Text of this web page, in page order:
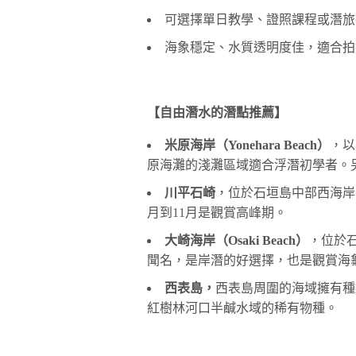
可選擇單日教學、證照課程或潛
海象穩定、水質透明度佳，適合
【自由潛水的潛點推薦】
米原海岸（Yonehara Beach）
，
原海灘的淺灘區域適合浮潛初學者
川平石崎 ，位於石垣島中部西海
月到11月是觀賞高峰期。
大崎海岸（Osaki Beach）
，位於
聞名，是岸潛的好選擇，也是觀賞海
西表島， 西表島周圍的海域擁有
紅樹林河口半鹹水域的稀有物種。